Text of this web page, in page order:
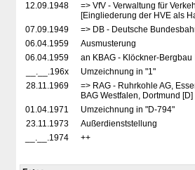
12.09.1948
=> VfV - Verwaltung für
[Eingliederung der HVE als
07.09.1949
=> DB - Deutsche
06.04.1959
Ausmusterung
06.04.1959
an KBAG - Klöckner-
__.__.196x
Umzeichnung in "1"
28.11.1969
=> RAG - Ruhrkohle AG,
BAG Westfalen, Dortmund
01.04.1971
Umzeichnung in "D-794"
23.11.1973
Außerdienststellung
__.__.1974
++